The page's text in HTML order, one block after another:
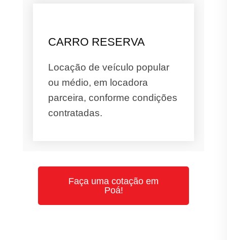
CARRO RESERVA
Locação de veículo popular
ou médio, em locadora
parceira, conforme condições
contratadas.
Faça uma cotação em
Poá!